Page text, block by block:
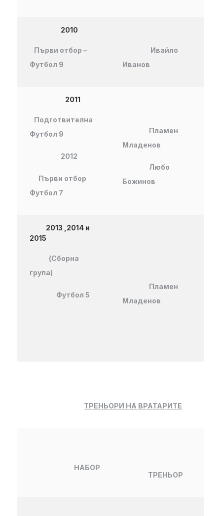
2010
Първи отбор –
Футбол 9
Ивайло
Иванов
2011
Подготвителна
Футбол 9
2012
Първи отбор
Футбол 7
Пламен
Младенов
Любо
Божинов
2013 ,2014 и
2015
(Сборна
група)
Футбол 5
Пламен
Младенов
ТРЕНЬОРИ НА ВРАТАРИТЕ
НАБОР
ТРЕНЬОР